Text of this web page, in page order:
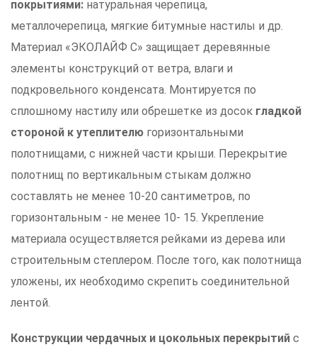
покрытиями: натуральная черепица,
металлочерепица, мягкие битумные настилы и др.
Материал «ЭКОЛАЙФ С» защищает деревянные
элементы конструкций от ветра, влаги и
подкровельного конденсата. Монтируется по
сплошному настилу или обрешетке из досок гладкой
стороной к утеплителю горизонтальными
полотнищами, с нижней части крыши. Перекрытие
полотнищ по вертикальным стыкам должно
составлять не менее 10-20 сантиметров, по
горизонтальным - не менее 10- 15. Укрепление
материала осуществляется рейками из дерева или
строительным степлером. После того, как полотнища
уложены, их необходимо скрепить соединительной
лентой.
Конструкции чердачных и цокольных перекрытий с